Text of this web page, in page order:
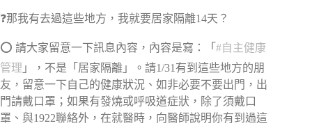
❓那我有去過這些地方，我就要居家隔離14天？
⭕ 請大家留意一下訊息內容，內容是寫：「 #自主健康
管理 」，不是「居家隔離」。請1/31有到這些地方的朋
友，留意一下自己的健康狀況、如非必要不要出門，出
門請戴口罩；如果有發燒或呼吸道症狀，除了須戴口
罩、與1922聯絡外，在就醫時，向醫師說明你有到過這